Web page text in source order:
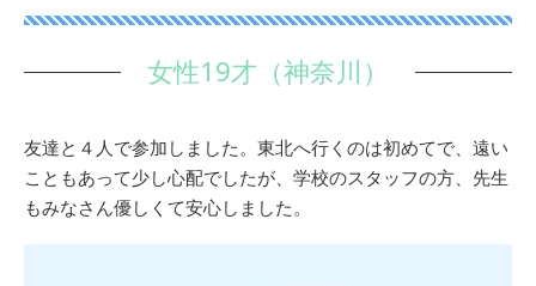
女性19才（神奈川）
友達と４人で参加しました。東北へ行くのは初めてで、遠い
こともあって少し心配でしたが、学校のスタッフの方、先生
もみなさん優しくて安心しました。